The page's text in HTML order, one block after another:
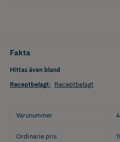
Fakta
Hittas även bland
Receptbelagt: Receptbelagt
Varunummer
Ordinarie pris